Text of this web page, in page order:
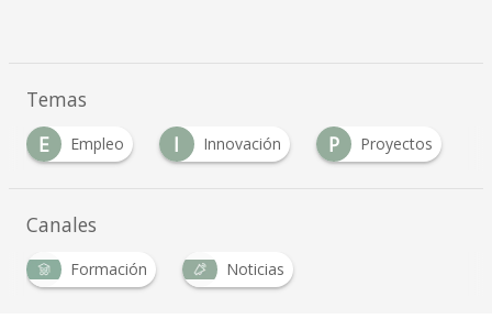
Temas
E
Empleo I Innovación P Proyectos
Canales
Formación Noticias